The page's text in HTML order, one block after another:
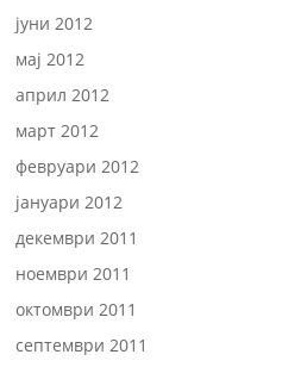
јуни 2012
мај 2012
април 2012
март 2012
февруари 2012
јануари 2012
декември 2011
ноември 2011
октомври 2011
септември 2011